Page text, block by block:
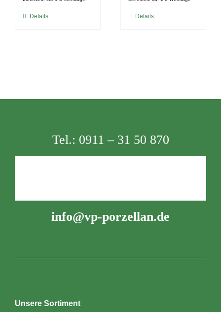
Details Details
Tel.: 0911 – 31 50 870
info@vp-porzellan.de
Unsere Sortiment